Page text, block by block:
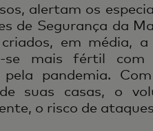
alertam os
de Segurança da
em média, a
mais fértil com
pandemia.
suas casas, o
o risco de